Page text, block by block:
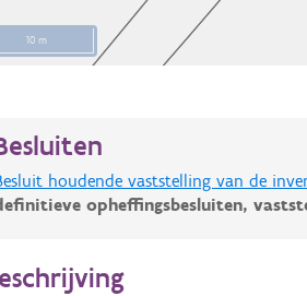
10 m
houdende vaststelling van de
opheffingsbesluiten,